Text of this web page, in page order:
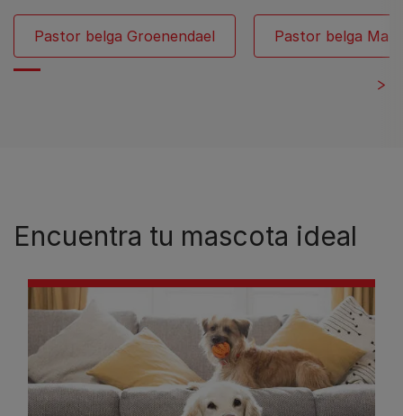
Pastor belga Groenendael Pastor belga
Encuentra tu mascota ideal